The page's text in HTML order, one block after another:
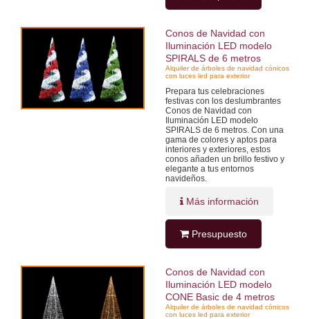
Conos de Navidad con
Iluminación LED modelo
SPIRALS de 6 metros
Alquiler de árboles de navidad cónicos
con luces led para exterior
Prepara tus celebraciones
festivas con los deslumbrantes
Conos de Navidad con
Iluminación LED modelo
SPIRALS de 6 metros. Con una
gama de colores y aptos para
interiores y exteriores, estos
conos añaden un brillo festivo y
elegante a tus entornos
navideños.
Más información
Presupuesto
Conos de Navidad con
Iluminación LED modelo
CONE Basic de 4 metros
Alquiler de árboles de navidad cónicos
con luces led para exterior